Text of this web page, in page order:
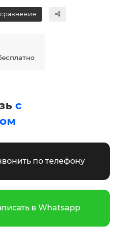
с
по телефону
в Whatsapp